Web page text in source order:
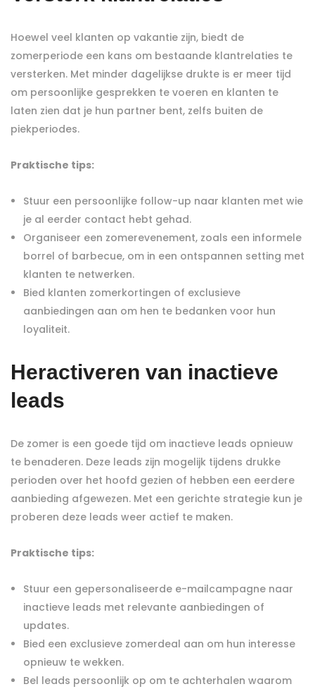
Hoewel veel klanten op vakantie zijn, biedt de
zomerperiode een kans om bestaande klantrelaties te
versterken. Met minder dagelijkse drukte is er meer tijd
om persoonlijke gesprekken te voeren en klanten te
laten zien dat je hun partner bent, zelfs buiten de
piekperiodes.
Praktische tips:
Stuur een persoonlijke follow-up naar klanten met wie
je al eerder contact hebt gehad.
Organiseer een zomerevenement, zoals een informele
borrel of barbecue, om in een ontspannen setting met
klanten te netwerken.
Bied klanten zomerkortingen of exclusieve
aanbiedingen aan om hen te bedanken voor hun
loyaliteit.
Heractiveren van inactieve
leads
De zomer is een goede tijd om inactieve leads opnieuw
te benaderen. Deze leads zijn mogelijk tijdens drukke
perioden over het hoofd gezien of hebben een eerdere
aanbieding afgewezen. Met een gerichte strategie kun je
proberen deze leads weer actief te maken.
Praktische tips:
Stuur een gepersonaliseerde e-mailcampagne naar
inactieve leads met relevante aanbiedingen of
updates.
Bied een exclusieve zomerdeal aan om hun interesse
opnieuw te wekken.
Bel leads persoonlijk op om te achterhalen waarom